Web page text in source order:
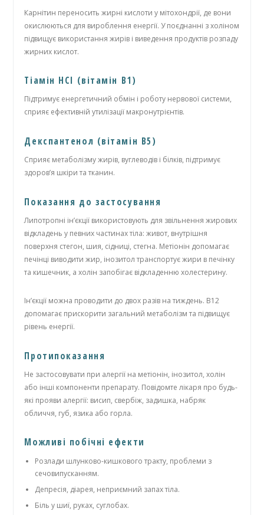
Карнітин переносить жирні кислоти у мітохондрії, де вони
окислюються для вироблення енергії. У поєднанні з холіном
підвищує використання жирів і виведення продуктів розпаду
жирних кислот.
Тіамін HCl (вітамін B1)
Підтримує енергетичний обмін і роботу нервової системи,
сприяє ефективній утилізації макронутрієнтів.
Декспантенол (вітамін B5)
Сприяє метаболізму жирів, вуглеводів і білків, підтримує
здоров’я шкіри та тканин.
Показання до застосування
Липотропні ін’єкції використовують для звільнення жирових
відкладень у певних частинах тіла: живот, внутрішня
поверхня стегон, шия, сідниці, стегна. Метіонін допомагає
печінці виводити жир, інозитол транспортує жири в печінку
та кишечник, а холін запобігає відкладенню холестерину.
Ін’єкції можна проводити до двох разів на тиждень. B12
допомагає прискорити загальний метаболізм та підвищує
рівень енергії.
Протипоказання
Не застосовувати при алергії на метіонін, інозитол, холін
або інші компоненти препарату. Повідомте лікаря про будь-
які прояви алергії: висип, свербіж, задишка, набряк
обличчя, губ, язика або горла.
Можливі побічні ефекти
Розлади шлунково-кишкового тракту, проблеми з
сечовипусканням.
Депресія, діарея, неприємний запах тіла.
Біль у шиї, руках, суглобах.